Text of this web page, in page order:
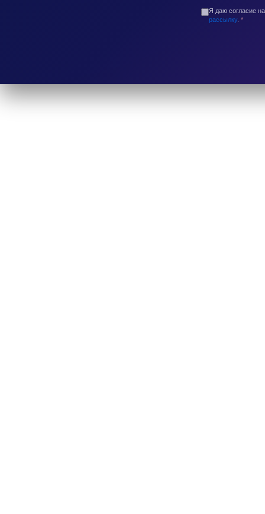
Я даю согласие
рассылку. *